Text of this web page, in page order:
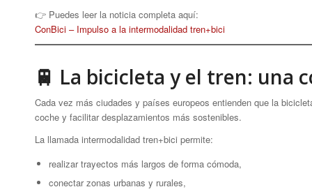
👉 Puedes leer la noticia completa aquí:
ConBici – Impulso a la intermodalidad tren+bici
🚆 La bicicleta y el tren: una
Cada vez más ciudades y países europeos entienden que la
coche y facilitar desplazamientos más sostenibles.
La llamada intermodalidad tren+bici permite:
realizar trayectos más largos de forma cómoda,
conectar zonas urbanas y rurales,